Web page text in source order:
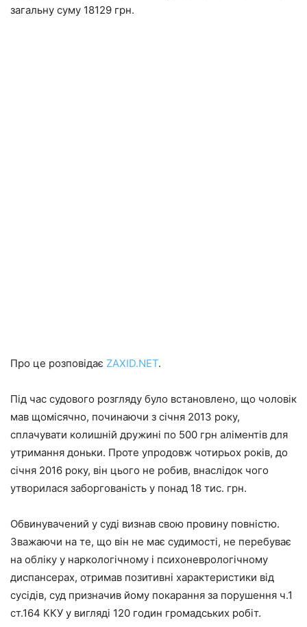
загальну суму 18129 грн.
Про це розповідає ZAXID.NET.
Під час судового розгляду було встановлено, що чоловік
мав щомісячно, починаючи з січня 2013 року,
сплачувати колишній дружині по 500 грн аліментів для
утримання доньки. Проте упродовж чотирьох років, до
січня 2016 року, він цього не робив, внаслідок чого
утворилася заборгованість у понад 18 тис. грн.
Обвинувачений у суді визнав свою провину повністю.
Зважаючи на те, що він не має судимості, не перебуває
на обліку у наркологічному і психоневрологічному
диспансерах, отримав позитивні характеристики від
сусідів, суд призначив йому покарання за порушення ч.1
ст.164 ККУ у вигляді 120 годин громадських робіт.